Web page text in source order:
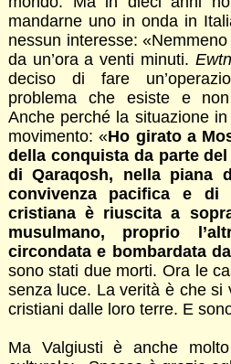
mandarne uno in onda in
nessun interesse:
da un’ora a venti minuti. Ewtn
deciso di fare
problema che esiste e
Anche perché la situazione
movimento: «Ho girato a
della conquista da parte
di Qaraqosh, nella piana
convivenza pacifica e di
cristiana è riuscita a
musulmano, proprio
circondata e bombardata
sono stati due morti. Ora le
senza luce. La verità è che si
cristiani dalle loro terre. E
Ma Valgiusti è anche